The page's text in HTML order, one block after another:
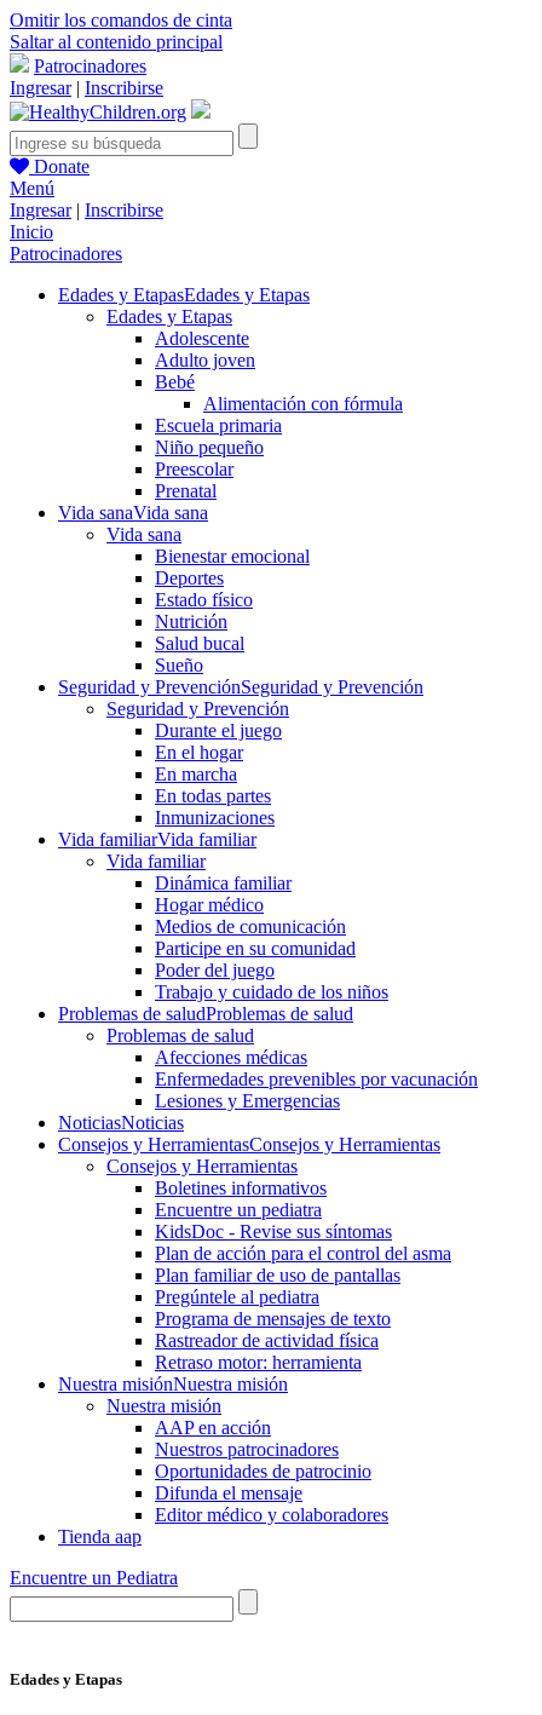
Omitir los comandos de cinta
Saltar al contenido principal
Patrocinadores
Ingresar| Inscribirse
Donate
Menú
Ingresar| Inscribirse
Inicio
Patrocinadores
Edades y EtapasEdades y Etapas
Edades y Etapas
Adolescente
Adulto joven
Bebé
Alimentación con fórmula
Escuela primaria
Niño pequeño
Preescolar
Prenatal
Vida sanaVida sana
Vida sana
Bienestar emocional
Deportes
Estado físico
Nutrición
Salud bucal
Sueño
Seguridad y PrevenciónSeguridad y Prevención
Seguridad y Prevención
Durante el juego
En el hogar
En marcha
En todas partes
Inmunizaciones
Vida familiarVida familiar
Vida familiar
Dinámica familiar
Hogar médico
Medios de comunicación
Participe en su comunidad
Poder del juego
Trabajo y cuidado de los niños
Problemas de saludProblemas de salud
Problemas de salud
Afecciones médicas
Enfermedades prevenibles por vacunación
Lesiones y Emergencias
NoticiasNoticias
Consejos y HerramientasConsejos y Herramientas
Consejos y Herramientas
Boletines informativos
Encuentre un pediatra
KidsDoc - Revise sus síntomas
Plan de acción para el control del asma
Plan familiar de uso de pantallas
Pregúntele al pediatra
Programa de mensajes de texto
Rastre​​ador de activida​d física
Retraso motor: herramienta
Nuestra misiónNuestra misión
Nuestra misión
AAP en acción
Nuestros patrocinadores
Oportunidades de patrocinio
Difunda el mensaje
Editor médico y colaboradores
Tienda aap
Encuentre un Pediatra
Edades y Etapas